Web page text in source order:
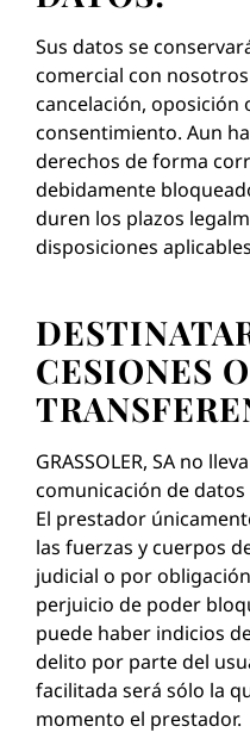
Sus datos se
comercial con
cancelación, oposición
consentimiento. Aun
derechos de forma
debidamente
duren los plazos
disposiciones
CESIONES O
GRASSOLER, SA no
comunicación de
El prestador
las fuerzas y cuerpos
judicial o por
perjuicio de poder
puede haber indicios
delito por parte del
facilitada será sólo la
momento el prestador.